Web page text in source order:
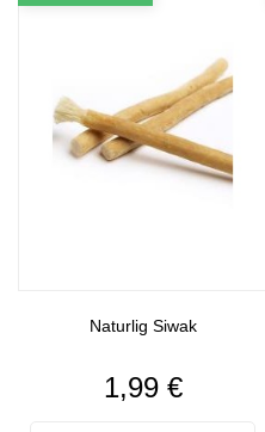
Naturlig Siwak
Pris
1,99 €